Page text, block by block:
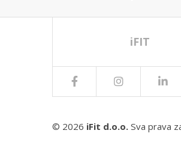
iFIT
© 2026 iFit d.o.o. Sva prava